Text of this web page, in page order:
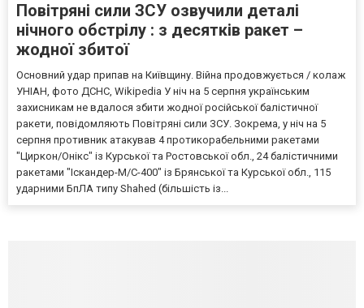
Повітряні сили ЗСУ озвучили деталі
нічного обстрілу : з десятків ракет –
жодної збитої
Основний удар припав на Київщину. Війна продовжується / колаж
УНІАН, фото ДСНС, Wikipedia У ніч на 5 серпня українським
захисникам не вдалося збити жодної російської балістичної
ракети, повідомляють Повітряні сили ЗСУ. Зокрема, у ніч на 5
серпня противник атакував 4 протикорабельними ракетами
"Циркон/Онікс" із Курської та Ростовської обл., 24 балістичними
ракетами "Іскандер-М/С-400" із Брянської та Курської обл., 115
ударними БпЛА типу Shahed (більшість із...